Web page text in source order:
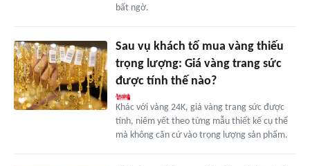
bất ngờ.
Sau vụ khách tố mua vàng thiếu
trọng lượng: Giá vàng trang sức
được tính thế nào?
Khác với vàng 24K, giá vàng trang sức được
tính, niêm yết theo từng mẫu thiết kế cụ thể
mà không căn cứ vào trọng lượng sản phẩm.